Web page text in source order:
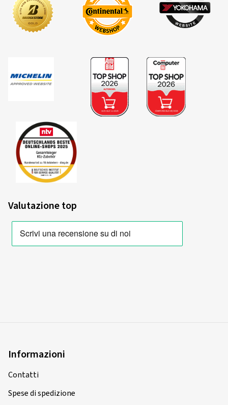
Valutazione top
Informazioni
Contatti
Spese di spedizione